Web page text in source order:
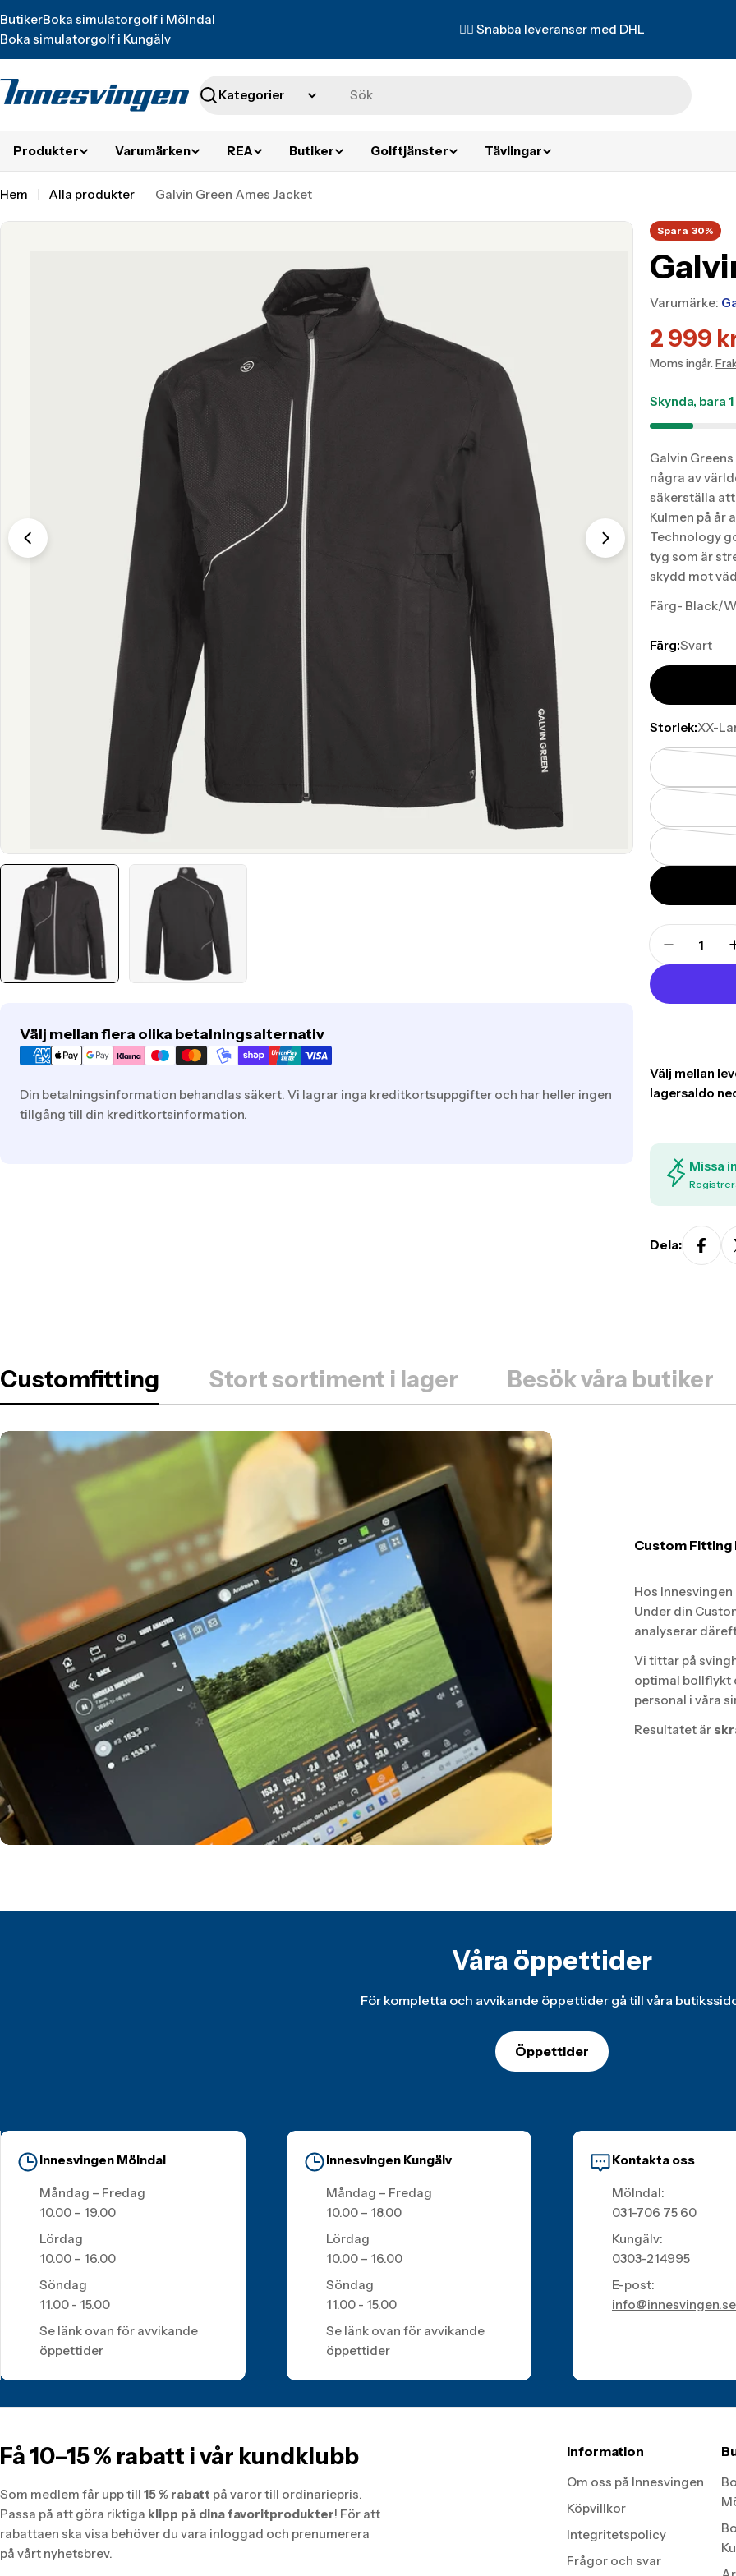
missing:
sv.accessibility.skip_to_text
ButikerBoka simulatorgolf i Mölndal
Boka simulatorgolf i Kungälv
✌🏼 Snabba leveranser med DHL
Sök
Produkter Varumärken REA Butiker Golftjänster Tävlingar
Hem Alla produkter Galvin Green Ames Jacket
Translation
Translation missing: sv.products.product.media.open_media Translation
Välj mellan flera olika betalningsalternativ
Translation
missing:
sv.general.payment.methods
Din betalningsinformation behandlas säkert. Vi lagrar inga kreditkortsuppgifter och har heller ingen
tillgång till din kreditkortsinformation.
Spara 30%
Varumärke:
2 999
Moms ingår.
Skynda, bara1
Galvin
några av
säkerställa
Kulmen på år
Technology
tyg som är
skydd mot
Färg- Black/
Färg:Svart
Storlek:XX-
Translation
missing:
Missa
Dela:
Customfitting Stort sortiment i lager Besök våra butiker
Custom Fitting
Hos
Under din
analyserar
Vi tittar på
optimal bollflykt
personal i våra
Resultatet är
Våra öppettider
För kompletta och avvikande öppettider gå till våra
Öppettider
Innesvingen Mölndal
Måndag – Fredag
10.00 – 19.00
Lördag
10.00 – 16.00
Söndag
11.00 - 15.00
Se länk ovan för avvikande
öppettider
Innesvingen Kungälv
Måndag – Fredag
10.00 – 18.00
Lördag
10.00 – 16.00
Söndag
11.00 - 15.00
Se länk ovan för avvikande
öppettider
Kontakta oss
Mölndal:
031-706 75 60
Kungälv:
0303-214995
E-post:
info@innesvingen.se
Få 10–15 % rabatt i vår kundklubb
Som medlem får upp till 15 % rabatt på varor till ordinariepris.
Passa på att göra riktiga klipp på dina favoritprodukter! För att
rabattaen ska visa behöver du vara inloggad och prenumerera
på vårt nyhetsbrev.
Information
Om oss på Innesvingen
Köpvillkor
Integritetspolicy
Frågor och svar